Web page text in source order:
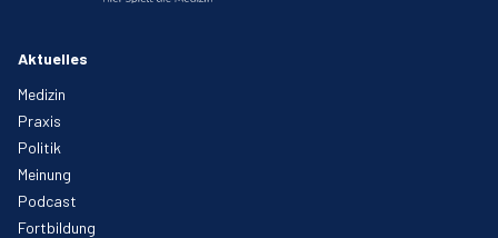
Aktuelles
Medizin
Praxis
Politik
Meinung
Podcast
Fortbildung